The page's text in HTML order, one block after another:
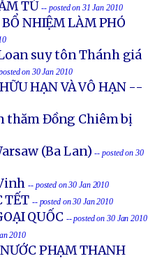
TÙ -- posted on 31 Jan 2010
NHIỆM LÀM PHÓ
suy tôn Thánh giá
on 30 Jan 2010
HẠN VÀ VÔ HẠN --
thăm Đồng Chiêm bị
(Ba Lan)-- posted on 30
-- posted on 30 Jan 2010
TẾT -- posted on 30 Jan 2010
QUỐC -- posted on 30 Jan 2010
2010
PHẠM THANH